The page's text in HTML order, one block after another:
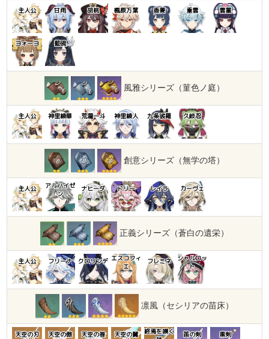
主人公 甘雨 胡桃 楓原万葉 香菱 重雲 雲菫
ヨォーヨ 藍硯
風雅シリーズ（菫色ノ庭）
主人公 神里綾華 荒瀧一斗 神里綾人 九条裟羅 久岐忍
創意シリーズ（無学の塔）
主人公
アルハイゼ
ン
ナヒーダ ドリー レイラ カーヴェ
正義シリーズ（蒼白の遺栄）
主人公 フリーナ クロリンデ エスコフィ
エ
フレミネ
シャルロッ
ト
凛風（セシリアの苗床）
天空の刃 天空の傲 天空の巻 天空の翼
終焉を嘆く
笛の剣 黒剣